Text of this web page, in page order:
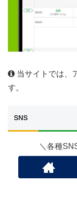
当サイトでは、
す。
SNS
＼各種